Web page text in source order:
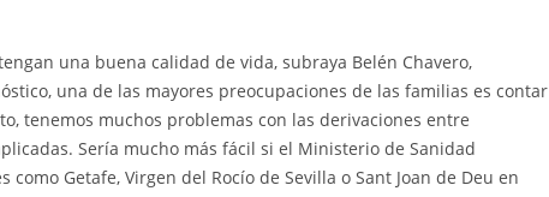
una buena calidad de vida, subraya Belén Chavero,
una de las mayores preocupaciones de las familias es contar
tenemos muchos problemas con las derivaciones entre
Sería mucho más fácil si el Ministerio de Sanidad
Getafe, Virgen del Rocío de Sevilla o Sant Joan de Deu en